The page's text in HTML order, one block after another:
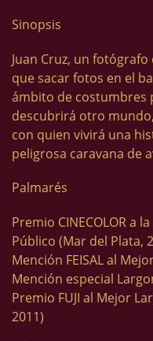
Sinopsis
Juan Cruz, un
que sacar fotos en el
ámbito de costumbres
descubrirá otro
con quien vivirá una
peligrosa caravana de
Palmarés
Premio CINECOLOR a
Público (Mar del Plata,
Mención FEISAL al
Mención especial
Premio FUJI al Mejor
2011)